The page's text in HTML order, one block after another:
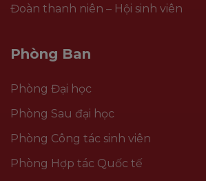
Đoàn thanh niên – Hội sinh viên
Phòng Ban
Phòng Đại học
Phòng Sau đại học
Phòng Công tác sinh viên
Phòng Hợp tác Quốc tế